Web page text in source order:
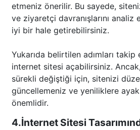
etmeniz önerilir. Bu sayede,
ve ziyaretçi davranışlarını analiz
iyi bir hale getirebilirsiniz.
Yukarıda belirtilen adımları takip
internet sitesi açabilirsiniz.
sürekli değiştiği için, sitenizi
güncellemeniz ve yeniliklere
önemlidir.
4.İnternet Sitesi